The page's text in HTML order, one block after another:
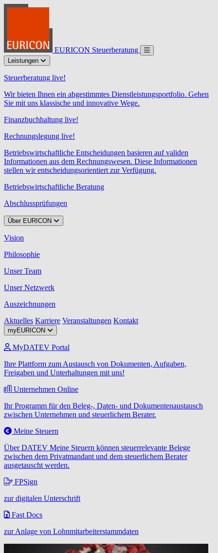
EURICON Steuerberatung
Leistungen
Steuerberatung live!
Wir bieten Ihnen ein abgestimmtes Dienstleistungsportfolio. Gehen
Sie mit uns klassische und innovative Wege.
Finanzbuchhaltung live!
Rechnungslegung live!
Betriebswirtschaftliche Entscheidungen basieren auf validen
Informationen aus dem Rechnungswesen. Diese Informationen
stellen wir entscheidungsorientiert zur Verfügung.
Betriebswirtschaftliche Beratung
Abschlussprüfungen
Über EURICON
Vision
Philosophie
Unser Team
Unser Netzwerk
Auszeichnungen
Aktuelles Karriere Veranstaltungen Kontakt
myEURICON
MyDATEV Portal
Ihre Plattform zum Austausch von Dokumenten, Aufgaben,
Freigaben und Unterhaltungen mit uns!
Unternehmen Online
Ihr Programm für den Beleg-, Daten- und Dokumentenaustausch
zwischen Unternehmen und steuerlichem Berater.
Meine Steuern
Über DATEV Meine Steuern können steuerrelevante Belege
zwischen dem Privatmandant und dem steuerlichem Berater
ausgetauscht werden.
FPSign
zur digitalen Unterschrift
Fast Docs
zur Anlage von Lohnmitarbeiterstammdaten